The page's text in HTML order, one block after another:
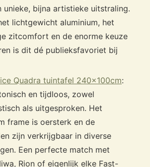
unieke, bijna artistieke uitstraling.
lichtgewicht aluminium, het
zitcomfort en de enorme keuze
is dit dé publieksfavoriet bij
Quadra tuintafel 240x100cm:
en tijdloos, zowel
als uitgesproken. Het
frame is oersterk en de
zijn verkrijgbaar in diverse
Een perfecte match met
Rion of eigenlijk elke Fast-